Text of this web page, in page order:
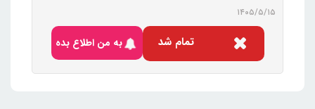
۱۴۰۵/۵/۱۵
تمام شد به من اطلاع بده